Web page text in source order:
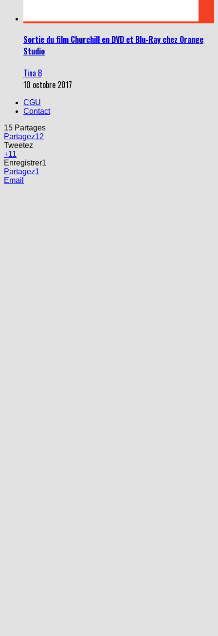
Sortie du film Churchill en DVD et Blu-Ray chez Orange
Studio
Tina B
10 octobre 2017
CGU
Contact
15 Partages
Partagez12
Tweetez
+11
Enregistrer1
Partagez1
Email